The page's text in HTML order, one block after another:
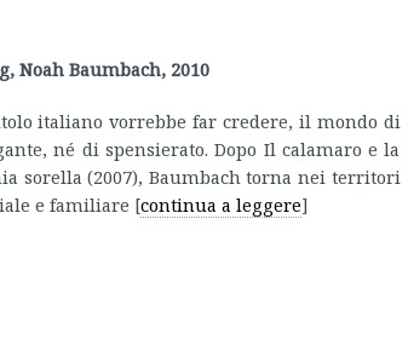
Noah Baumbach, 2010
italiano vorrebbe far credere, il mondo di
né di spensierato. Dopo Il calamaro e la
sorella (2007), Baumbach torna nei territori
e familiare [continua a leggere]